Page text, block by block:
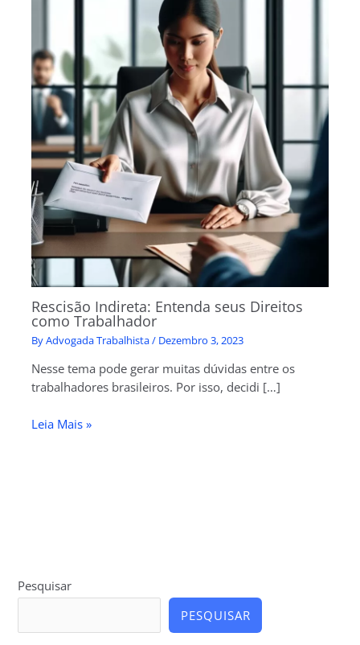
Rescisão Indireta: Entenda seus Direitos
como Trabalhador
ByAdvogada Trabalhista/ Dezembro 3, 2023
Nesse tema pode gerar muitas dúvidas entre os
trabalhadores brasileiros. Por isso, decidi […]
Leia Mais »
Pesquisar
PESQUISAR